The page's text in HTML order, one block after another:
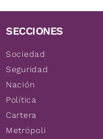
SECCIONES
Sociedad
Seguridad
Nación
Política
Cartera
Metrópoli